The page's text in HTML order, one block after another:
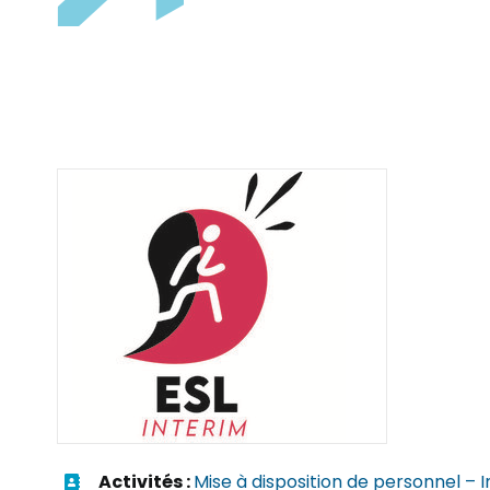
Activités :Mise à disposition de personnel –